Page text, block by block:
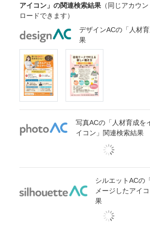
アイコン」の関連検索結果 （同じアカウ
ロードできます）
デザインACの「人材
果
写真ACの「人材育成を
イコン」関連検索結果
シルエットACの
メージしたアイ
果